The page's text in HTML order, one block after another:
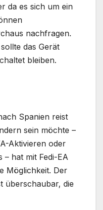
da es sich um ein
nachfragen.
das Gerät
bleiben.
Spanien reist
sein möchte –
Aktivieren oder
hat mit Fedi-EA
Möglichkeit. Der
überschaubar, die